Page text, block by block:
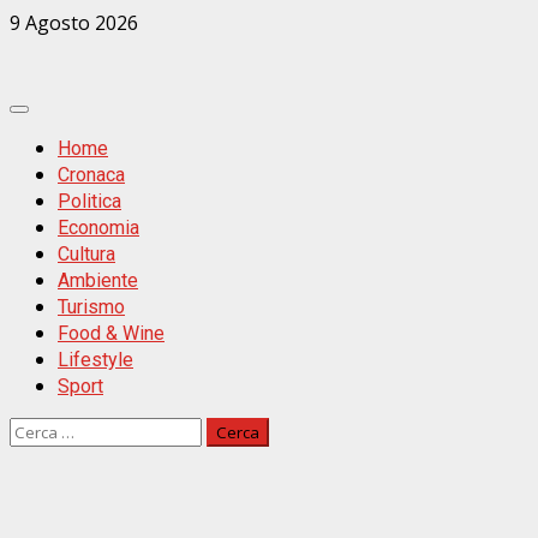
Zum
9 Agosto 2026
Primäres
MenüHome
Cronaca
Politica
Economia
Cultura
Ambiente
Turismo
Food & Wine
Lifestyle
Sport
Ricerca